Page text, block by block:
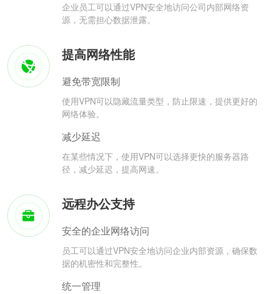
企业员工可以通过VPN安全地访问公司内部网络资
源，无需担心数据泄露。
提高网络性能
避免带宽限制
使用VPN可以隐藏流量类型，防止限速，提供更好的
网络体验。
减少延迟
在某些情况下，使用VPN可以选择更快的服务器路
径，减少延迟，提高网速。
远程办公支持
安全的企业网络访问
员工可以通过VPN安全地访问企业内部资源，确保数
据的机密性和完整性。
统一管理